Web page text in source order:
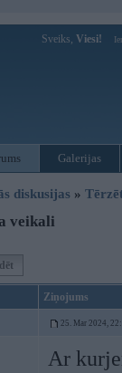
Sveiks, Viesi!
Galerijas
diskusijas »
veikali
Ziņojums
25. Mar 2024,
Ar